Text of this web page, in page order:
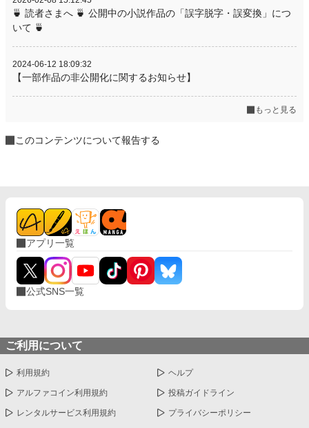
🍵 読者さまへ 🍵 公開中の小説作品の「誤字脱字・誤変換」につ
いて 🍵
2024-06-12 18:09:32
【一部作品の非公開化に関するお知らせ】
もっと見る
このコンテンツについて報告する
アプリ一覧
公式SNS一覧
ご利用について
利用規約 ヘルプ
アルファコイン利用規約 投稿ガイドライン
レンタルサービス利用規約 プライバシーポリシー